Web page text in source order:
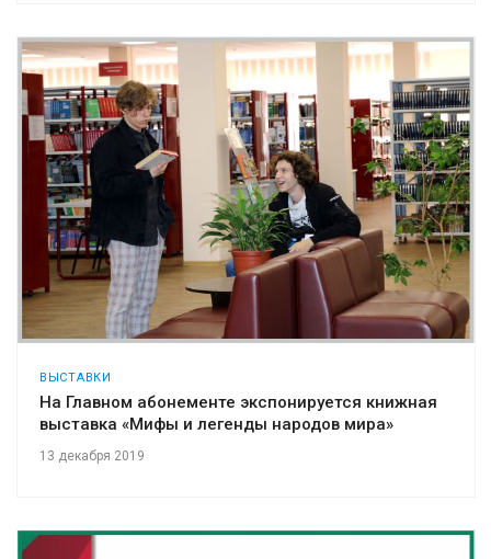
ВЫСТАВКИ
На Главном абонементе экспонируется книжная
выставка «Мифы и легенды народов мира»
13 декабря 2019